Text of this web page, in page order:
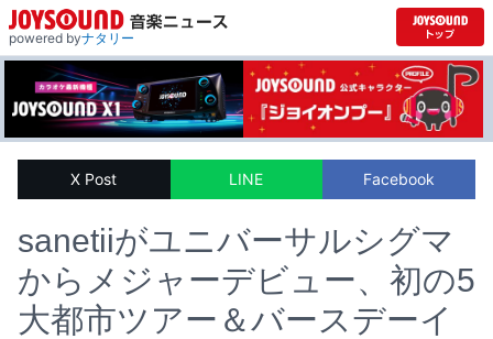
powered byナタリー
X Post LINE Facebook
sanetiiがユニバーサルシグマ
からメジャーデビュー、初の5
大都市ツアー＆バースデーイ